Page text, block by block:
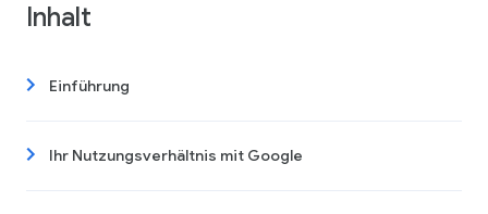
Inhalt
Einführung
Ihr Nutzungsverhältnis mit Google